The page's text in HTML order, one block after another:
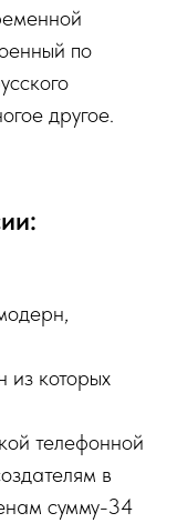
по
другое.
из которых
телефонной
в
сумму-34